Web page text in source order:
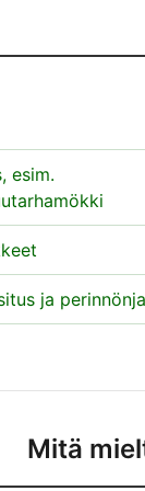
esim.
ja
Mitä